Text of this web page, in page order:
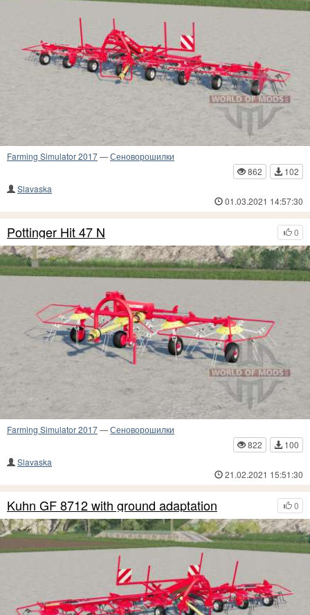
Farming Simulator 2017—Сеноворошилки
862
102
Slavaska
01.03.2021 14:57:30
0
Pottinger Hit 47 N
Farming Simulator 2017—Сеноворошилки
822
100
Slavaska
21.02.2021 15:51:30
0
Kuhn GF 8712 with ground adaptation